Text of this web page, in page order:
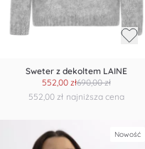
Sweter z dekoltem LAINE
552,00 zł690,00 zł
najniższa cena
552,00 zł
Nowość